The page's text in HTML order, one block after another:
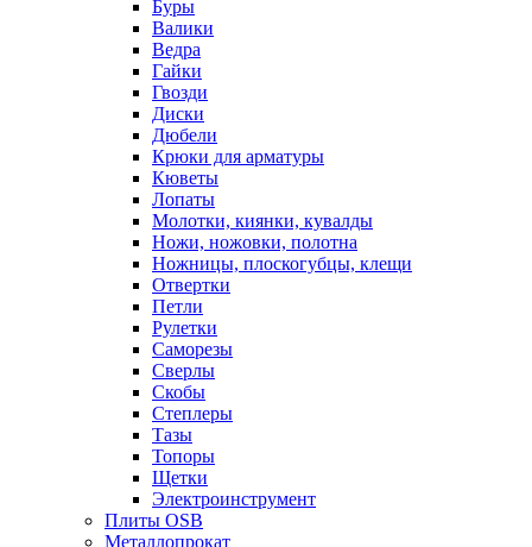
Буры
Валики
Ведра
Гайки
Гвозди
Диски
Дюбели
Крюки для арматуры
Кюветы
Лопаты
Молотки, киянки, кувалды
Ножи, ножовки, полотна
Ножницы, плоскогубцы, клещи
Отвертки
Петли
Рулетки
Саморезы
Сверлы
Скобы
Степлеры
Тазы
Топоры
Щетки
Электроинструмент
Плиты OSB
Металлопрокат